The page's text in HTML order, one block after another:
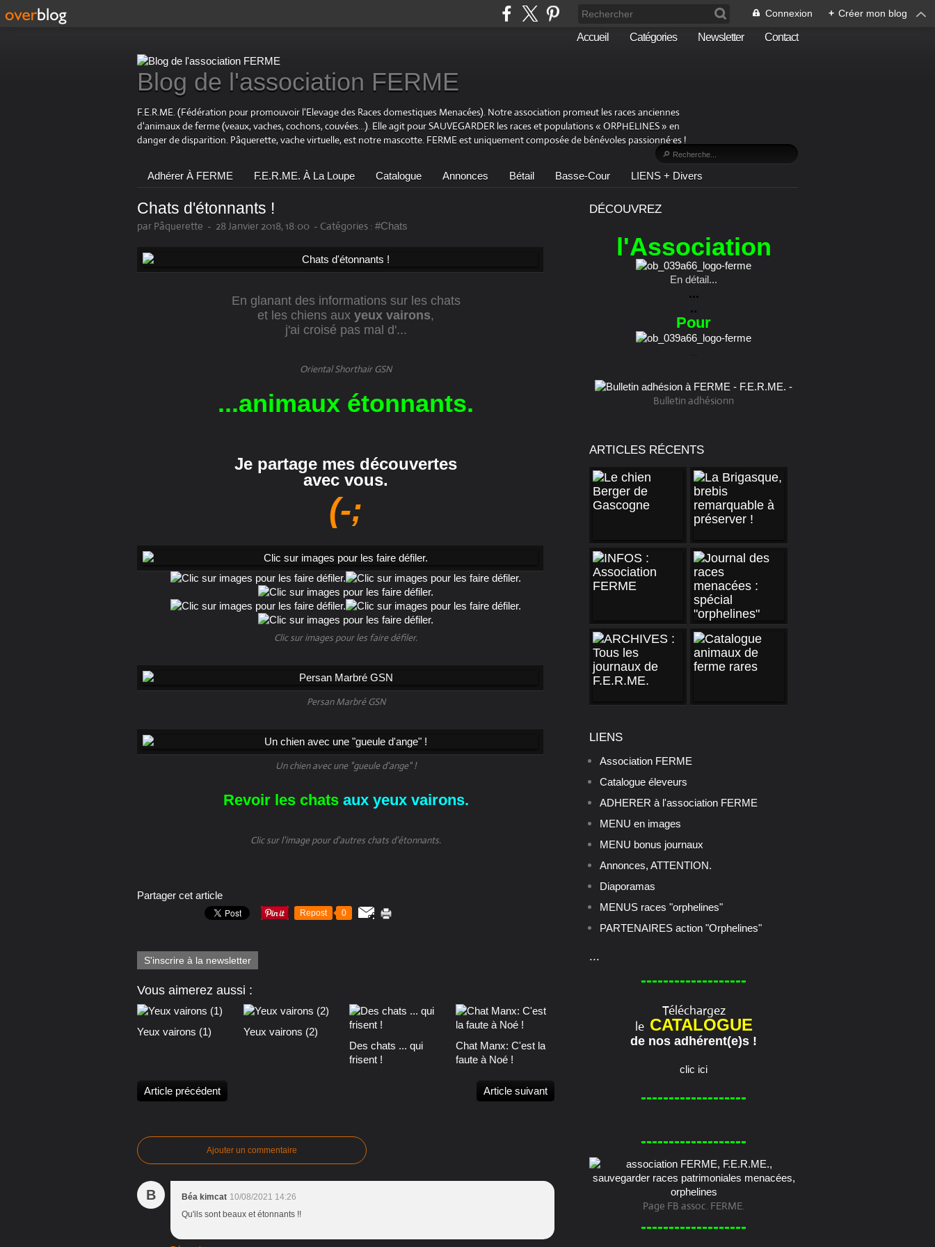
Connexion + Créer mon blog
Accueil Catégories Newsletter Contact
Blog de l'association FERME
F.E.R.ME. (Fédération pour promouvoir l'Elevage des Races domestiques Menacées). Notre association promeut les races anciennes
d'animaux de ferme (veaux, vaches, cochons, couvées…). Elle agit pour SAUVEGARDER les races et populations « ORPHELINES » en
danger de disparition. Pâquerette, vache virtuelle, est notre mascotte. FERME est uniquement composée de bénévoles passionné·es !
Adhérer À FERME F.E.R.ME. À La Loupe Catalogue Annonces Bétail Basse-Cour LIENS + Divers
Chats d'étonnants !
par Pâquerette - 28 Janvier 2018, 18:00 - Catégories : #Chats
En glanant des informations sur les chats
et les chiens aux yeux vairons,
j'ai croisé pas mal d'...
Oriental Shorthair GSN
...animaux étonnants.
Je partage mes découvertes
avec vous.
(-;
Clic sur images pour les faire défiler.
Persan Marbré GSN
Un chien avec une "gueule d'ange" !
Revoir les chats aux yeux vairons.
Clic sur l'image pour d'autres chats d'étonnants.
Partager cet article
Repost 0
S'inscrire à la newsletter
Vous aimerez aussi :
Yeux vairons (1)
Yeux vairons (2)
Des chats ... qui
frisent !
Chat Manx: C'est la
faute à Noé !
Article précédent Article suivant
Ajouter un commentaire
B Béa kimcat 10/08/2021 14:26
Qu'ils sont beaux et étonnants !!
DÉCOUVREZ
l'Association
En détail...
...
..
Pour
Bulletin adhésionn
ARTICLES RÉCENTS
LIENS
Association FERME
Catalogue éleveurs
ADHERER à l'association FERME
MENU en images
MENU bonus journaux
Annonces, ATTENTION.
Diaporamas
MENUS races "orphelines"
PARTENAIRES action "Orphelines"
...
-------------------
Téléchargez
le CATALOGUE
de nos adhérent(e)s !
clic ici
-------------------
-------------------
Page FB assoc. FERME.
-------------------